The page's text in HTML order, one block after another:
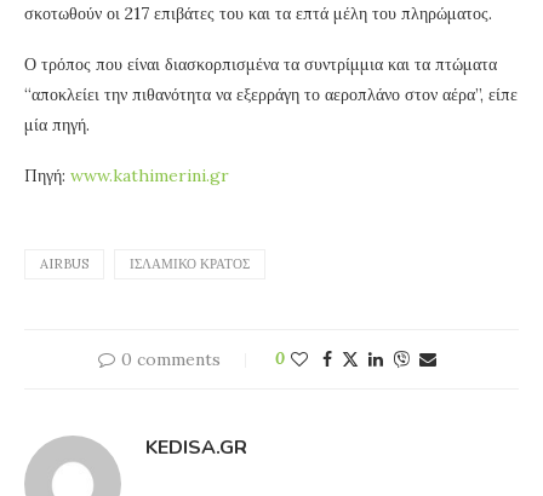
σκοτωθούν οι 217 επιβάτες του και τα επτά μέλη του πληρώματος.
Ο τρόπος που είναι διασκορπισμένα τα συντρίμμια και τα πτώματα
“αποκλείει την πιθανότητα να εξερράγη το αεροπλάνο στον αέρα”, είπε
μία πηγή.
Πηγή: www.kathimerini.gr
AIRBUS ΙΣΛΑΜΙΚΌ ΚΡΆΤΟΣ
0 comments 0
KEDISA.GR